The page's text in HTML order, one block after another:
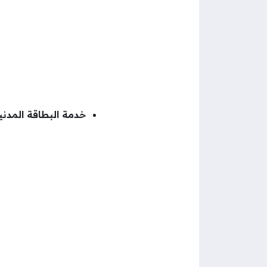
خدمة البطاقة المدنية: